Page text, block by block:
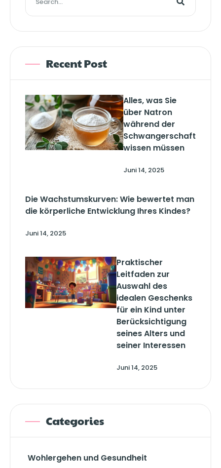
Recent Post
Alles, was Sie
über Natron
während der
Schwangerschaft
wissen müssen
Juni 14, 2025
Die Wachstumskurven: Wie bewertet man
die körperliche Entwicklung Ihres Kindes?
Juni 14, 2025
Praktischer
Leitfaden zur
Auswahl des
idealen Geschenks
für ein Kind unter
Berücksichtigung
seines Alters und
seiner Interessen
Juni 14, 2025
Categories
Wohlergehen und Gesundheit